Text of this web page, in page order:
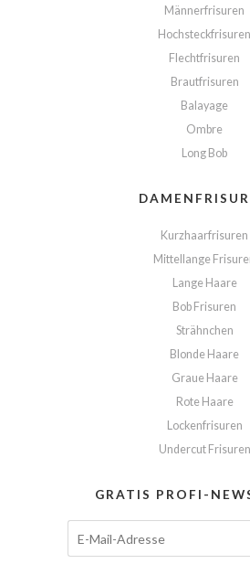
Männerfrisuren
Hochsteckfrisuren
Flechtfrisuren
Brautfrisuren
Balayage
Ombre
Long Bob
Kurzhaarfrisuren
Mittellange
Lange Haare
Bob Frisuren
Strähnchen
Blonde Haare
Graue Haare
Rote Haare
Lockenfrisuren
Undercut Frisuren
GRATIS PROFI-